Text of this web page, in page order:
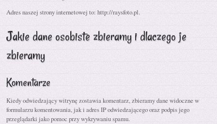
Adres naszej strony internetowej to: http://raysfoto.pl.
Jakie dane osobiste zbieramy i dlaczego je
zbieramy
Komentarze
Kiedy odwiedzający witrynę zostawia komentarz, zbieramy dane widoczne w
formularzu komentowania, jak i adres IP odwiedzającego oraz podpis jego
przeglądarki jako pomoc przy wykrywaniu spamu.